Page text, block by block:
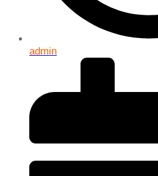
admin